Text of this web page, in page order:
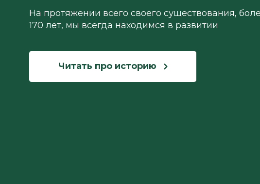
На протяжении всего своего существования,
170 лет, мы всегда находимся в развитии
Читать про историю